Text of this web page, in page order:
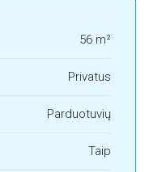
56 m²
Privatus
Parduotuvių
Taip